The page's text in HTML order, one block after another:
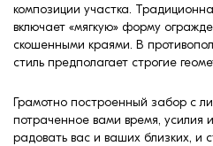
композиции участка.
включает «мягкую» форму
скошенными краями. В
стиль предполагает строгие
Грамотно построенный забор с
потраченное вами время, усилия
радовать вас и ваших близких, и